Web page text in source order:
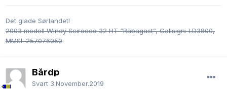
Det glade Sørlandet!
2003 modell Windy Scirocco 32 HT “Rabagast”, Callsign: LD3800,
MMSI: 257076050
Bårdp
Svart 3.November.2019